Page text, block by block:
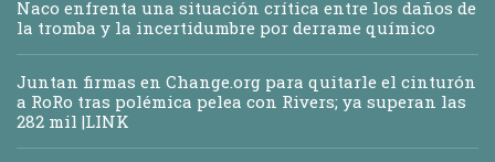
Naco enfrenta una situación crítica entre los daños de
la tromba y la incertidumbre por derrame químico
Juntan firmas en Change.org para quitarle el cinturón
a RoRo tras polémica pelea con Rivers; ya superan las
282 mil |LINK